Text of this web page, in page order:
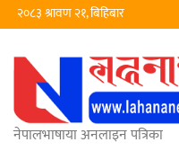
२०८३ श्रावण २१, बिहिबार
नेपालभाषाया अनलाइन पत्रिका